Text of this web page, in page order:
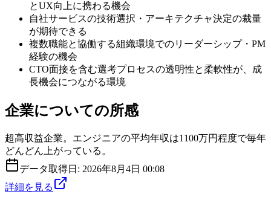
とUX向上に携わる機会
自社サービスの技術選択・アーキテクチャ決定の裁量
が期待できる
複数職能と協働する組織環境でのリーダーシップ・PM
経験の機会
CTO面接を含む選考プロセスの透明性と柔軟性が、成
長機会につながる環境
企業についての所感
超高収益企業。エンジニアの平均年収は1100万円程度で毎年
どんどん上がっている。
データ取得日: 2026年8月4日 00:08
詳細を見る